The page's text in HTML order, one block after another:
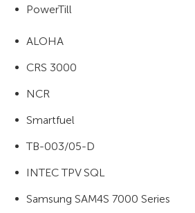
PowerTill
ALOHA
CRS 3000
NCR
Smartfuel
TB-003/05-D
INTEC TPV SQL
Samsung SAM4S 7000 Series